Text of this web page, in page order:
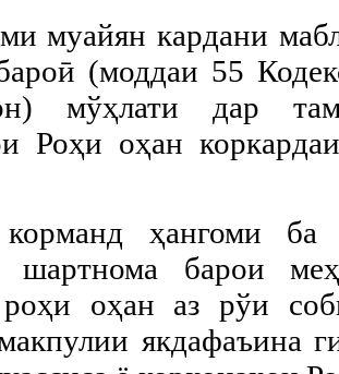
муайян кардани
(моддаи 55
мўҳлати дар
Роҳи оҳан
ҳангоми ба
шартнома барои
роҳи оҳан аз рўи
якдафаъина